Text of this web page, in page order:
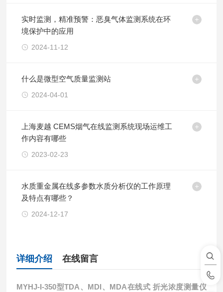
实时监测，精准预警：恶臭气体监测系统在环
境保护中的应用
2024-11-12
什么是微型空气质量监测站
2024-04-01
上海麦越 CEMS烟气在线监测系统现场运维工
作内容有哪些
2023-02-23
水质重金属在线多参数水质分析仪的工作原理
及特点有哪些？
2024-12-17
详细介绍 在线留言
MYHJ-I-350型TDA、MDI、MDA在线式 折光浓度测量仪